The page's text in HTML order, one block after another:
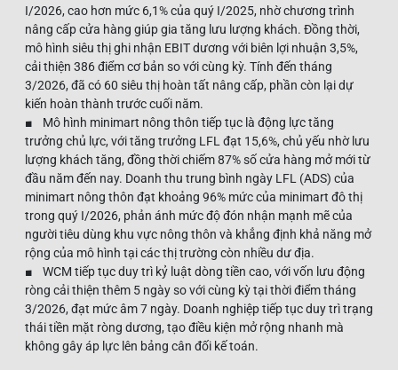
I/2026, cao hơn mức 6,1% của quý I/2025, nhờ chương trình
nâng cấp cửa hàng giúp gia tăng lưu lượng khách. Đồng thời,
mô hình siêu thị ghi nhận EBIT dương với biên lợi nhuận 3,5%,
cải thiện 386 điểm cơ bản so với cùng kỳ. Tính đến tháng
3/2026, đã có 60 siêu thị hoàn tất nâng cấp, phần còn lại dự
kiến hoàn thành trước cuối năm.
■ Mô hình minimart nông thôn tiếp tục là động lực tăng
trưởng chủ lực, với tăng trưởng LFL đạt 15,6%, chủ yếu nhờ lưu
lượng khách tăng, đồng thời chiếm 87% số cửa hàng mở mới từ
đầu năm đến nay. Doanh thu trung bình ngày LFL (ADS) của
minimart nông thôn đạt khoảng 96% mức của minimart đô thị
trong quý I/2026, phản ánh mức độ đón nhận mạnh mẽ của
người tiêu dùng khu vực nông thôn và khẳng định khả năng mở
rộng của mô hình tại các thị trường còn nhiều dư địa.
■ WCM tiếp tục duy trì kỷ luật dòng tiền cao, với vốn lưu động
ròng cải thiện thêm 5 ngày so với cùng kỳ tại thời điểm tháng
3/2026, đạt mức âm 7 ngày. Doanh nghiệp tiếp tục duy trì trạng
thái tiền mặt ròng dương, tạo điều kiện mở rộng nhanh mà
không gây áp lực lên bảng cân đối kế toán.